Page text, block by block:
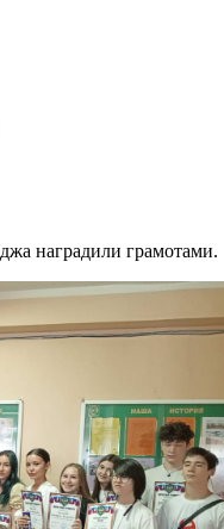
наградили грамотами.